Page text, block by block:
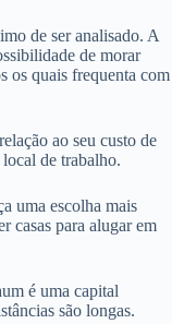
de ser analisado. A
de morar
os quais frequenta com
ao seu custo de
de trabalho.
uma escolha mais
casas para alugar em
é uma capital
são longas.